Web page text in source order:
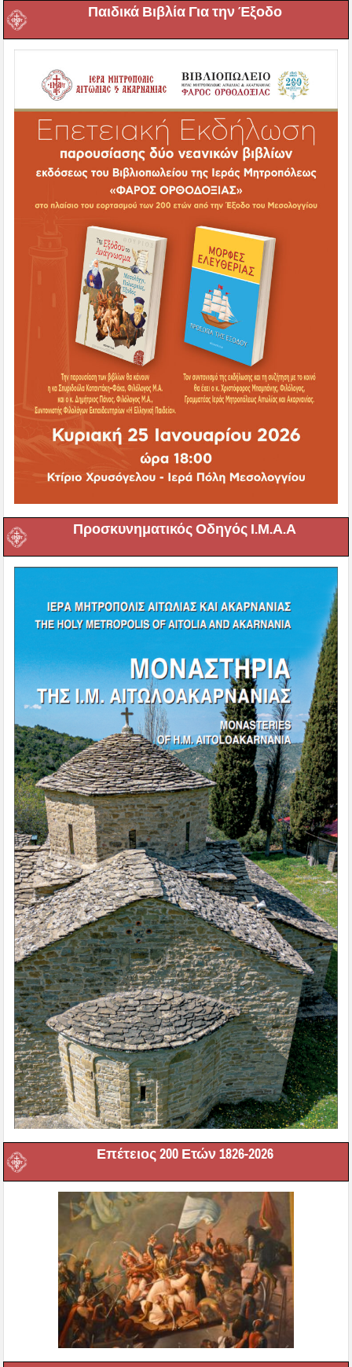
Παιδικά Βιβλία Για την Έξοδο
Προσκυνηματικός Οδηγός Ι.Μ.Α.Α
Επέτειος 200 Ετών 1826-2026